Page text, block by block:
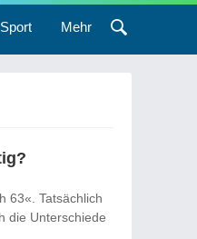
Sport Mehr
63«. Tatsächlich
die Unterschiede